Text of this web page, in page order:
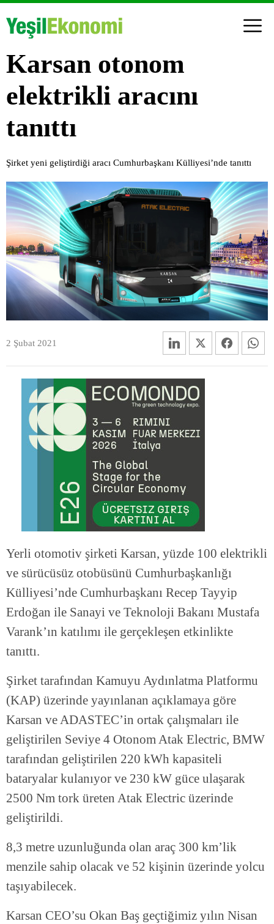
Karsan otonom
elektrikli aracını
tanıttı
Şirket yeni geliştirdiği aracı Cumhurbaşkanı Külliyesi’nde tanıttı
2 Şubat 2021
Yerli otomotiv şirketi Karsan, yüzde 100 elektrikli
ve sürücüsüz otobüsünü Cumhurbaşkanlığı
Külliyesi’nde Cumhurbaşkanı Recep Tayyip
Erdoğan ile Sanayi ve Teknoloji Bakanı Mustafa
Varank’ın katılımı ile gerçekleşen etkinlikte
tanıttı.
Şirket tarafından Kamuyu Aydınlatma Platformu
(KAP) üzerinde yayınlanan açıklamaya göre
Karsan ve ADASTEC’in ortak çalışmaları ile
geliştirilen Seviye 4 Otonom Atak Electric, BMW
tarafından geliştirilen 220 kWh kapasiteli
bataryalar kulanıyor ve 230 kW güce ulaşarak
2500 Nm tork üreten Atak Electric üzerinde
geliştirildi.
8,3 metre uzunluğunda olan araç 300 km’lik
menzile sahip olacak ve 52 kişinin üzerinde yolcu
taşıyabilecek.
Karsan CEO’su Okan Baş geçtiğimiz yılın Nisan